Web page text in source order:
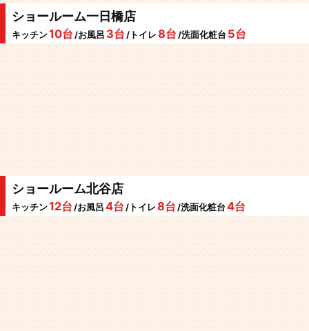
ショールーム一日橋店
キッチン10台 /お風呂 3台 /トイレ 8台 /洗面化粧台 5台
ショールーム北谷店
キッチン12台 /お風呂 4台 /トイレ 8台 /洗面化粧台 4台